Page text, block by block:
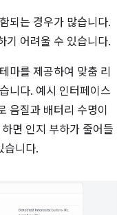
되는 경우가 많습니다.
기 어려울 수 있습니다.
마를 제공하여 맞춤 리
니다. 예시 인터페이스
음질과 배터리 수명이
면 인지 부하가 줄어들
습니다.